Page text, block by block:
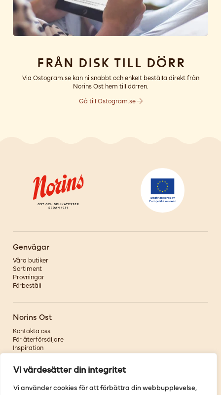
Vi värdesätter din integritet
Vi använder cookies för att förbättra din webbupplevelse,
Från disk till dörr
Via Ostogram.se kan ni snabbt och enkelt beställa direkt från
Norins Ost hem till dörren.
Gå till Ostogram.se
Genvägar
Våra butiker
Sortiment
Provningar
Förbeställ
Norins Ost
Kontakta oss
För återförsäljare
Inspiration
Om oss
Följ oss